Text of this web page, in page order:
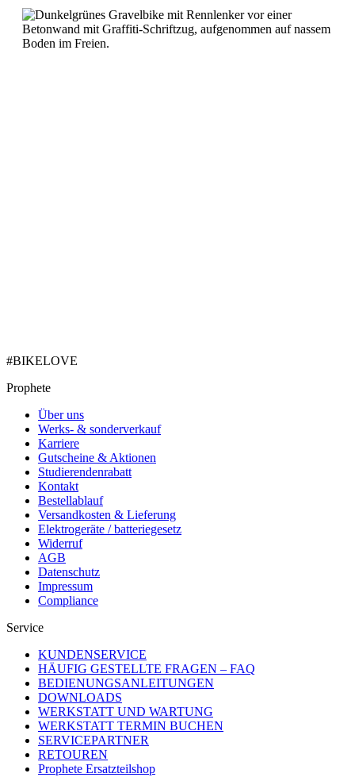
#BIKELOVE
Prophete
Über uns
Werks- & sonderverkauf
Karriere
Gutscheine & Aktionen
Studierendenrabatt
Kontakt
Bestellablauf
Versandkosten & Lieferung
Elektrogeräte / batteriegesetz
Widerruf
AGB
Datenschutz
Impressum
Compliance
Service
KUNDENSERVICE
HÄUFIG GESTELLTE FRAGEN – FAQ
BEDIENUNGSANLEITUNGEN
DOWNLOADS
WERKSTATT UND WARTUNG
WERKSTATT TERMIN BUCHEN
SERVICEPARTNER
RETOUREN
Prophete Ersatzteilshop